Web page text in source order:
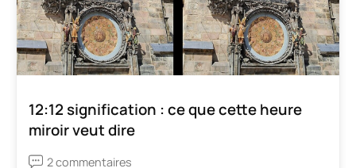
12:12 signification : ce que cette heure
miroir veut dire
2 commentaires